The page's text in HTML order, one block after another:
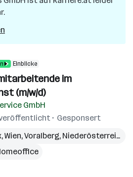
Einblicke
im
(m/w/d)
GmbH
veröffentlicht
Gesponsert
,Wien,Voralberg, Niederösterreich